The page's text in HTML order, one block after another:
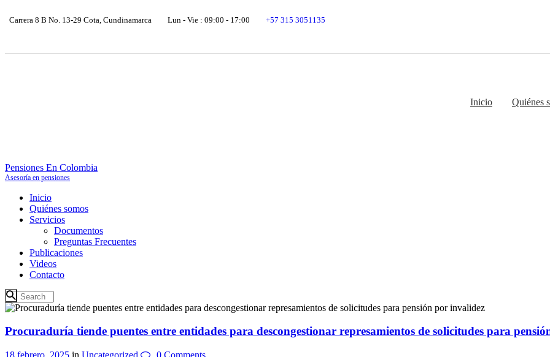
Carrera 8 B No. 13-29 Cota, Cundinamarca Lun - Vie : 09:00 - 17:00 +57 315 3051135
Inicio Quiénes
Pensiones En Colombia
Asesoría en pensiones
Inicio
Quiénes somos
Servicios
Documentos
Preguntas Frecuentes
Publicaciones
Videos
Contacto
Procuraduría tiende puentes entre entidades para descongestionar represamientos de solicitudes para